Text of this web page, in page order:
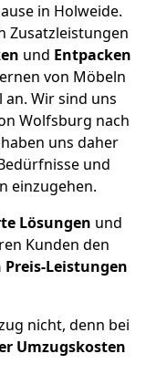
in Holweide.
Zusatzleistungen
und Entpacken
von Möbeln
Wir sind uns
Wolfsburg nach
uns daher
und
einzugehen.
Lösungen und
Kunden den
Preis-Leistungen
nicht, denn bei
Umzugskosten